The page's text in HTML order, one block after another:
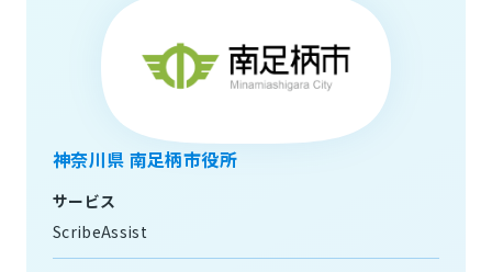
神奈川県 南足柄市役所
サービス
ScribeAssist